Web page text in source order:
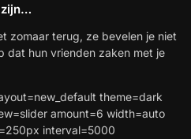
zijn…
zomaar terug, ze bevelen je niet
dat hun vrienden zaken met je
theme=dark
amount=6 width=auto
interval=5000